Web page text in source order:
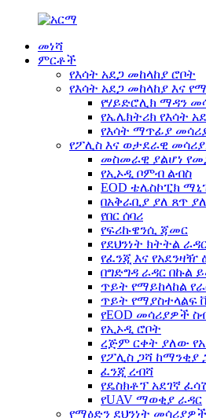
መነሻ
ምርቶች
የእሳት አደጋ መከላከያ ሮቦት
የእሳት አደጋ መከላከያ እና
የሃይድሮሊክ ማዳን
የኤሌክትሪክ የእሳት
የእሳት ማጥፊያ
የፖሊስ እና ወታደራዊ
መስመራዊ ያልሆነ
የኢኦዲ ቦምብ ልብስ
EOD ቴሌስኮፒክ
በአቅራቢያ ያለ ጸጥ
የበር ሰባሪ
የፍሪኩዌንሲ ጃመር
የደህንነት ክትትል
የፈንጂ እና የአደንዛዥ
በግድግዳ ራዳር በኩል
ጥይት የማይከላከል
ጥይት የማያስተላልፍ
የEOD መሳሪያዎች
የኢኦዲ ሮቦት
ረጅም ርቀት ያለው
የፖሊስ ጋሻ ከማንቂያ
ፈንጂ ረብሻ
የዴስክቶፕ አደገኛ
የUAV ማወቂያ ራዳር
የማዕድን ደህንነት መሳሪያዎች